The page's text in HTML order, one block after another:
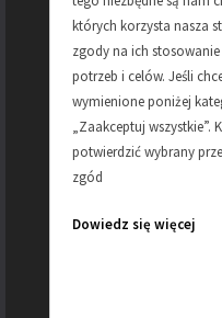
SZEROKOŚĆ
REGULACJA
DZIURKI
których korzysta nasza
zgody na ich
potrzeb i celów. Jeśli
wymienione poniżej
„Zaakceptuj wszystkie”.
potwierdzić wybrany
zgód
Dowiedz się więcej